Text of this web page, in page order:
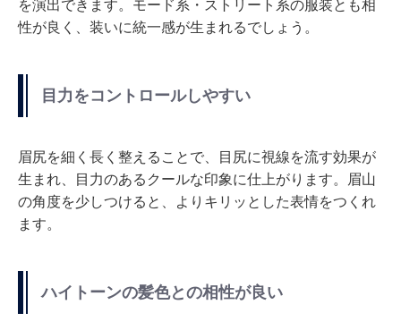
を演出できます。モード系・ストリート系の服装とも相
性が良く、装いに統一感が生まれるでしょう。
目力をコントロールしやすい
眉尻を細く長く整えることで、目尻に視線を流す効果が
生まれ、目力のあるクールな印象に仕上がります。眉山
の角度を少しつけると、よりキリッとした表情をつくれ
ます。
ハイトーンの髪色との相性が良い